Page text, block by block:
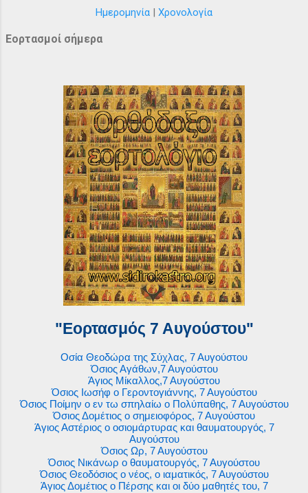
Ημερομηνία | Χρονολογία
Εορτασμοί σήμερα
"Εορτασμός 7 Αυγούστου"
Οσία Θεοδώρα της Σύχλας, 7 Αυγούστου
Όσιος Αγάθων,7 Αυγούστου
Άγιος Μίκαλλος,7 Αυγούστου
Όσιος Ιωσήφ ο Γεροντογιάννης, 7 Αυγούστου
Όσιος Ποίμην ο εν τω σπηλαίω ο Πολύπαθης, 7 Αυγούστου
Όσιος Δομέτιος ο σημειοφόρος, 7 Αυγούστου
Άγιος Αστέριος ο οσιομάρτυρας και θαυματουργός, 7
Αυγούστου
Όσιος Ωρ, 7 Αυγούστου
Όσιος Νικάνωρ ο θαυματουργός, 7 Αυγούστου
Όσιος Θεοδόσιος ο νέος, ο ιαματικός, 7 Αυγούστου
Άγιος Δομέτιος ο Πέρσης και οι δύο μαθητές του, 7